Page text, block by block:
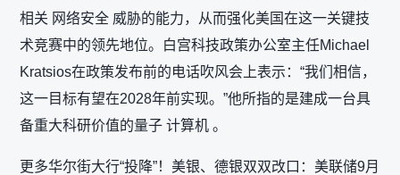
相关 网络安全 威胁的能力，从而强化美国在这一关键技
术竞赛中的领先地位。白宫科技政策办公室主任Michael
Kratsios在政策发布前的电话吹风会上表示：“我们相信，
这一目标有望在2028年前实现。”他所指的是建成一台具
备重大科研价值的量子 计算机 。
更多华尔街大行“投降”！美银、德银双双改口：美联储9月